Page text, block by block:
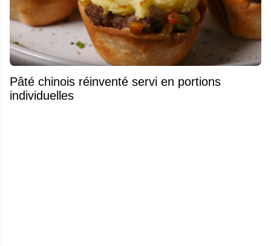
Pâté chinois réinventé servi en portions
individuelles